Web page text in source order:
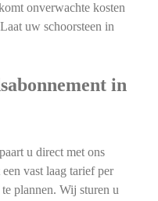
onverwachte kosten
uw schoorsteen in
in
u direct met ons
vast laag tarief per
plannen. Wij sturen u